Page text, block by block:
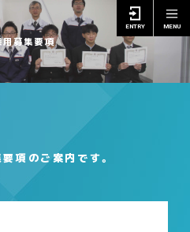
ENTRY MENU
用募集要項
項のご案内です。